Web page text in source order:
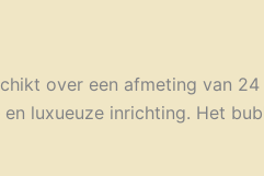
over een afmeting van
luxueuze inrichting. Het